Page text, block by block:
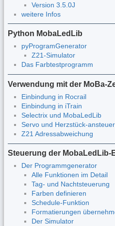
Version 3.5.0J
weitere Infos
Python MobaLedLib
pyProgramGenerator
Z21-Simulator
Das Farbtestprogramm
Verwendung mit der MoBa-
Einbindung in Rocrail
Einbindung in iTrain
Selectrix und MobaLedLib
Servo und Herzstück-
Z21 Adressabweichung
Steuerung der MobaLedLib-
Der Programmgenerator
Alle Funktionen im Detail
Tag- und Nachtsteuerung
Farben definieren
Schedule-Funktion
Formatierungen
Der Simulator